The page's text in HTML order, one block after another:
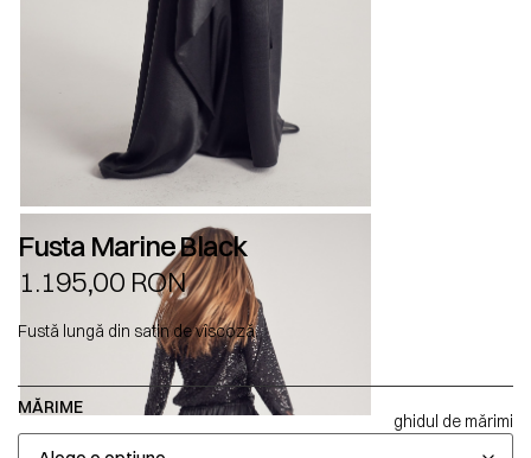
Fusta Marine Black
1.195,00 RON
Fustă lungă din satin de vîscoză.
MĂRIME
ghidul de mărimi